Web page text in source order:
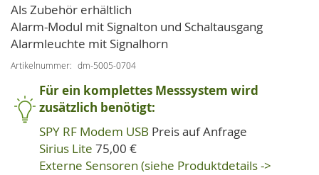
Als Zubehör erhältlich
Alarm-Modul mit Signalton und Schaltausgang
Alarmleuchte mit Signalhorn
Artikelnummer dm-5005-0704
Für ein komplettes Messsystem wird
zusätzlich benötigt:
SPY RF Modem USB Preis auf Anfrage
Sirius Lite 75,00 €
Externe Sensoren (siehe Produktdetails ->